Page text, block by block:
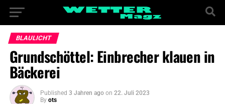
BLAULICHT
Grundschöttel: Einbrecher klauen in
Bäckerei
Published 3 Jahren ago on 22. Juli 2023
By ots